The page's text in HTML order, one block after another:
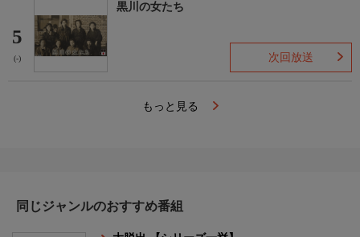
5
(-)
黒川の女たち
次回放送
もっと見る
同じジャンルのおすすめ番組